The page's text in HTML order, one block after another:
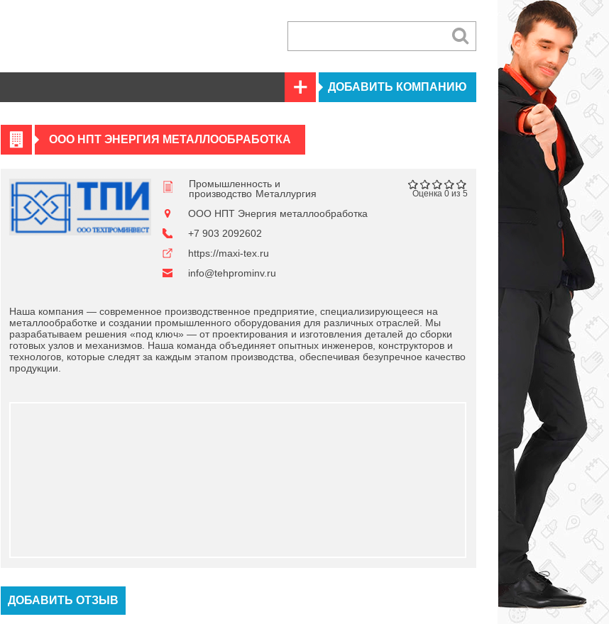
ДОБАВИТЬ КОМПАНИЮ
ООО НПТ ЭНЕРГИЯ МЕТАЛЛООБРАБОТКА
Оценка 0 из 5
Промышленность и
производство Металлургия
ООО НПТ Энергия металлообработка
+7 903 2092602
https://maxi-tex.ru
info@tehprominv.ru
Наша компания — современное производственное предприятие, специализирующееся на
металлообработке и создании промышленного оборудования для различных отраслей. Мы
разрабатываем решения «под ключ» — от проектирования и изготовления деталей до сборки
готовых узлов и механизмов. Наша команда объединяет опытных инженеров, конструкторов и
технологов, которые следят за каждым этапом производства, обеспечивая безупречное качество
продукции.
ДОБАВИТЬ ОТЗЫВ